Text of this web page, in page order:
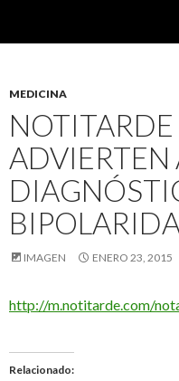
MEDICINA
ADVIERTEN
IMAGEN ENERO 23, 2015
http://m.notitarde.com/
Relacionado